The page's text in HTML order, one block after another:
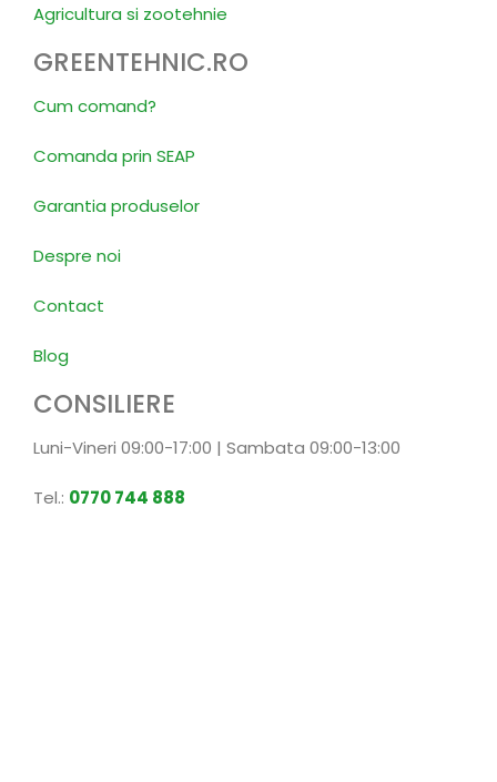
Agricultura si zootehnie
GREENTEHNIC.RO
Cum comand?
Comanda prin SEAP
Garantia produselor
Despre noi
Contact
Blog
CONSILIERE
Luni-Vineri 09:00-17:00 | Sambata 09:00-13:00
Tel.: 0770 744 888